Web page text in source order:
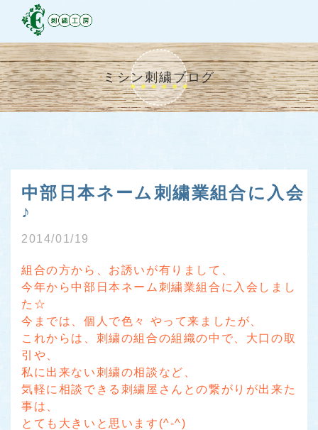
ミシン刺繍ブログ
中部日本ネーム刺繍業組合に入会
♪
2014/01/19
組合の方から、お誘いが有りまして、
今年から中部日本ネーム刺繍業組合に入会しまし
た☆
今までは、個人で色々 やって来ましたが、
これからは、刺繍の組合の組織の中で、大口の取
引や、
私に出来ない刺繍の相談など、
気軽に相談できる刺繍屋さんとの繋がりが出来た
事は、
とても大きいと思います(^-^)